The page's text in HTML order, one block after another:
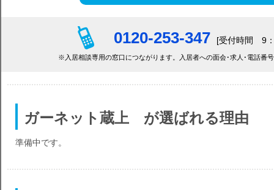
0120-253-347 [受付時間 9
※入居相談専用の窓口につながります。入居者への面会･求人･電話番
ガーネット蔵上 が選ばれる理由
準備中です。